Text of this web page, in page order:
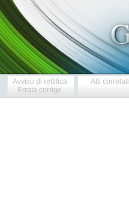
Avviso di rettifica
Errata corrige
Atti correlati